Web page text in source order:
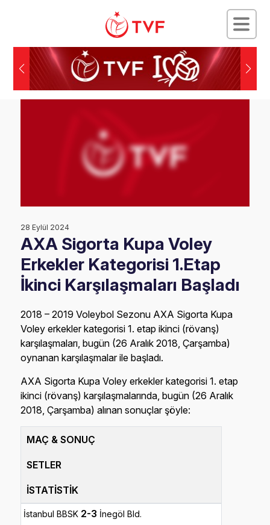
28 Eylül 2024
AXA Sigorta Kupa Voley
Erkekler Kategorisi 1.Etap
İkinci Karşılaşmaları Başladı
2018 – 2019 Voleybol Sezonu AXA Sigorta Kupa
Voley erkekler kategorisi 1. etap ikinci (rövanş)
karşılaşmaları, bugün (26 Aralık 2018, Çarşamba)
oynanan karşılaşmalar ile başladı.
AXA Sigorta Kupa Voley erkekler kategorisi 1. etap
ikinci (rövanş) karşılaşmalarında, bugün (26 Aralık
2018, Çarşamba) alınan sonuçlar şöyle:
MAÇ & SONUÇ
SETLER
İSTATİSTİK
İstanbul BBSK 2-3 İnegöl Bld.